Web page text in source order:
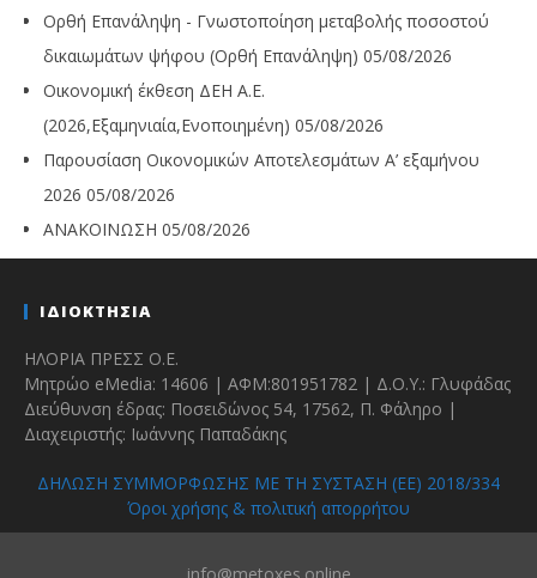
Ορθή Επανάληψη - Γνωστοποίηση μεταβολής ποσοστού
δικαιωμάτων ψήφου (Ορθή Επανάληψη) 05/08/2026
Οικονομική έκθεση ΔΕΗ Α.Ε.
(2026,Εξαμηνιαία,Ενοποιημένη) 05/08/2026
Παρουσίαση Οικονομικών Αποτελεσμάτων Α’ εξαμήνου
2026 05/08/2026
ΑΝΑΚΟΙΝΩΣΗ 05/08/2026
ΙΔΙΟΚΤΗΣΙΑ
ΗΛΟΡΙΑ ΠΡΕΣΣ Ο.Ε.
Μητρώο eMedia: 14606 | ΑΦΜ:801951782 | Δ.Ο.Υ.: Γλυφάδας
Διεύθυνση έδρας: Ποσειδώνος 54, 17562, Π. Φάληρο |
Διαχειριστής: Ιωάννης Παπαδάκης
ΔΗΛΩΣΗ ΣΥΜΜΟΡΦΩΣΗΣ ΜΕ ΤΗ ΣΥΣΤΑΣΗ (ΕΕ) 2018/334
Όροι χρήσης & πολιτική απορρήτου